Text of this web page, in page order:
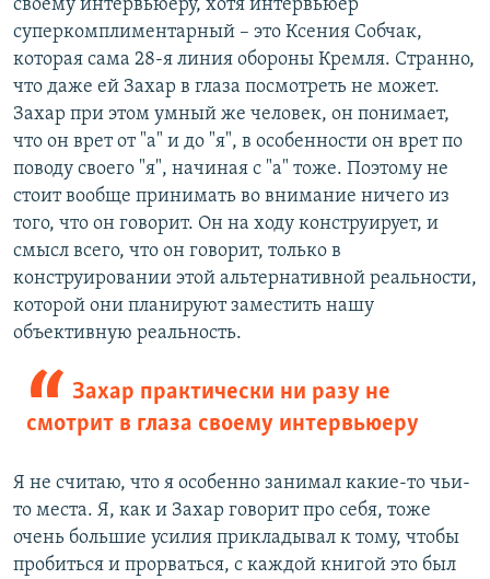
своему интервьюеру, хотя интервьюер
суперкомплиментарный – это Ксения Собчак,
которая сама 28-я линия обороны Кремля. Странно,
что даже ей Захар в глаза посмотреть не может.
Захар при этом умный же человек, он понимает,
что он врет от "а" и до "я", в особенности он врет по
поводу своего "я", начиная с "а" тоже. Поэтому не
стоит вообще принимать во внимание ничего из
того, что он говорит. Он на ходу конструирует, и
смысл всего, что он говорит, только в
конструировании этой альтернативной реальности,
которой они планируют заместить нашу
объективную реальность.
Захар практически ни разу не
смотрит в глаза своему интервьюеру
Я не считаю, что я особенно занимал какие-то чьи-
то места. Я, как и Захар говорит про себя, тоже
очень большие усилия прикладывал к тому, чтобы
пробиться и прорваться, с каждой книгой это был